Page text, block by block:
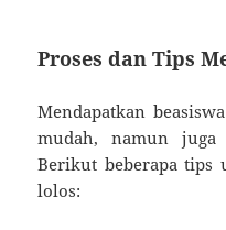
Proses dan Tips
Mendapatkan
mudah, namun
Berikut beberapa tips
lolos: